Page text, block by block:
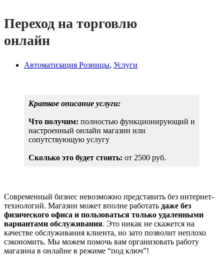
Переход на торговлю
онлайн
Автоматизация Розницы, Услуги
Краткое описание услуги:
Что получим: полностью функционирующий и
настроенный онлайн магазин или
сопутствующую услугу
Сколько это будет стоить: от 2500 руб.
Современный бизнес невозможно представить без интернет-
технологий. Магазин может вполне работать даже без
физического офиса и пользоваться только удаленными
вариантами обслуживания. Это никак не скажется на
качестве обслуживания клиента, но зато позволит неплохо
сэкономить. Мы можем помочь вам организовать работу
магазина в онлайне в режиме “под ключ”!